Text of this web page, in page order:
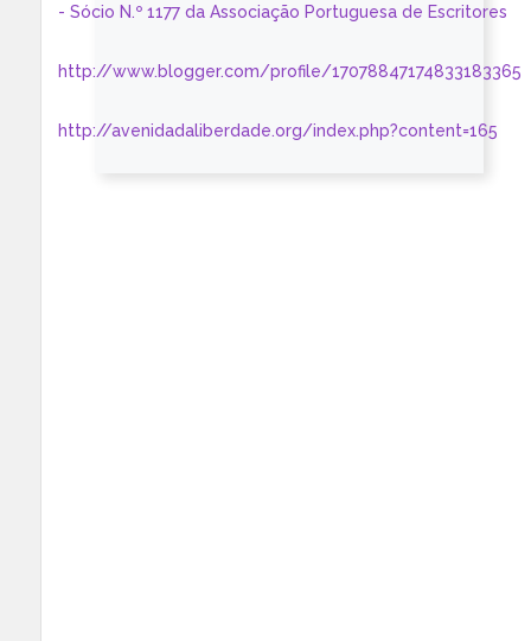
- Sócio N.º 1177 da Associação Portuguesa de Escritores
http://www.blogger.com/profile/17078847174833183365
http://avenidadaliberdade.org/index.php?content=165